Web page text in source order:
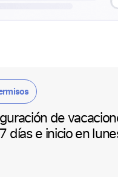
de
días e inicio en